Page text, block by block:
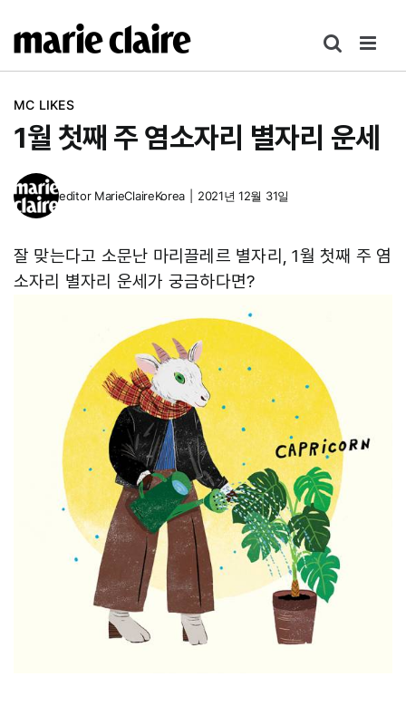
텐
MC LIKES
1월 첫째 주 염소자리 별자리 운세
editor MarieClaireKorea 2021년 12월 31일
잘 맞는다고 소문난 마리끌레르 별자리, 1월 첫째 주 염
소자리 별자리 운세가 궁금하다면?